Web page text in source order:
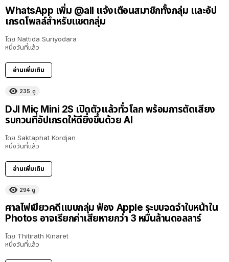
WhatsApp เพิ่ม @all แจ้งเตือนสมาชิกทั้งกลุ่ม และอัป
เกรดโพลล์สำหรับแชตกลุ่ม
โดย Nattida Suriyodara
หนึ่งวันที่แล้ว
อ่านเพิ่มเติม
235 ดู
DJI Mic Mini 2S เปิดตัวแล้วทั่วโลก พร้อมการตัดเสียง
รบกวนที่อัปเกรดให้ดียิ่งขึ้นด้วย AI
โดย Saktaphat Kordjan
หนึ่งวันที่แล้ว
อ่านเพิ่มเติม
294 ดู
ศาลไฟเขียวคดีแบบกลุ่ม ฟ้อง Apple ระบบจดจำใบหน้าใน
Photos อาจเรียกค่าเสียหายกว่า 3 หมื่นล้านดอลลาร์
โดย Thitirath Kinaret
หนึ่งวันที่แล้ว